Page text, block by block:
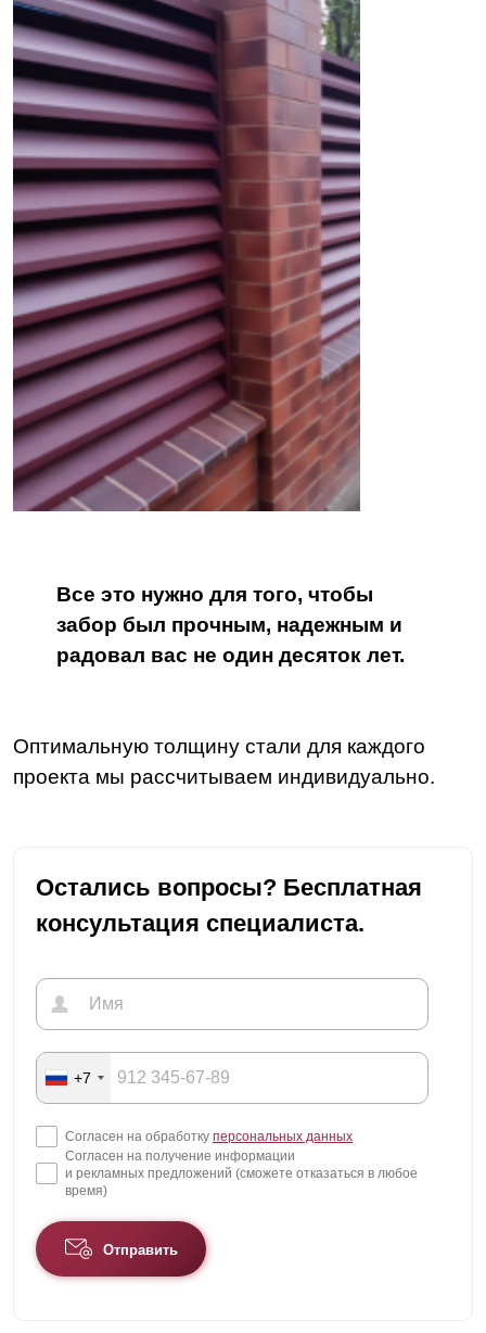
Все это нужно для того, чтобы
забор был прочным, надежным и
радовал вас не один десяток лет.
Оптимальную толщину стали для каждого
проекта мы рассчитываем индивидуально.
Остались вопросы? Бесплатная
консультация специалиста.
+7
Согласен на обработку персональных данных
Согласен на получение информации
и рекламных предложений (сможете отказаться в любое
время)
Отправить